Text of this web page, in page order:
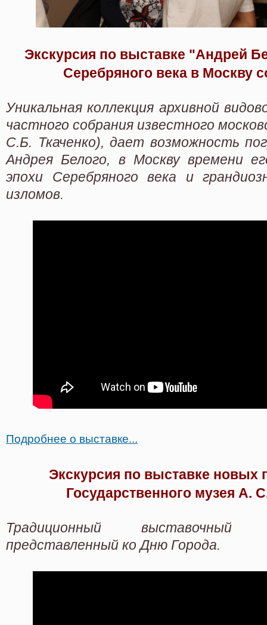
Экскурсия по выставке "Андрей
Серебряного века в Москву
Уникальная коллекция архивной
частного собрания известного
С.Б. Ткаченко), дает возможность
Андрея Белого, в Москву времени
эпохи Серебряного века и
изломов.
Подробнее о выставке...
Экскурсия по выставке новых
Государственного музея А.
Традиционный
представленный ко Дню Города.